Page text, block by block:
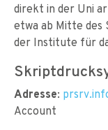
direkt in der Uni
etwa ab Mitte
der Institute für
Adresse:
Account